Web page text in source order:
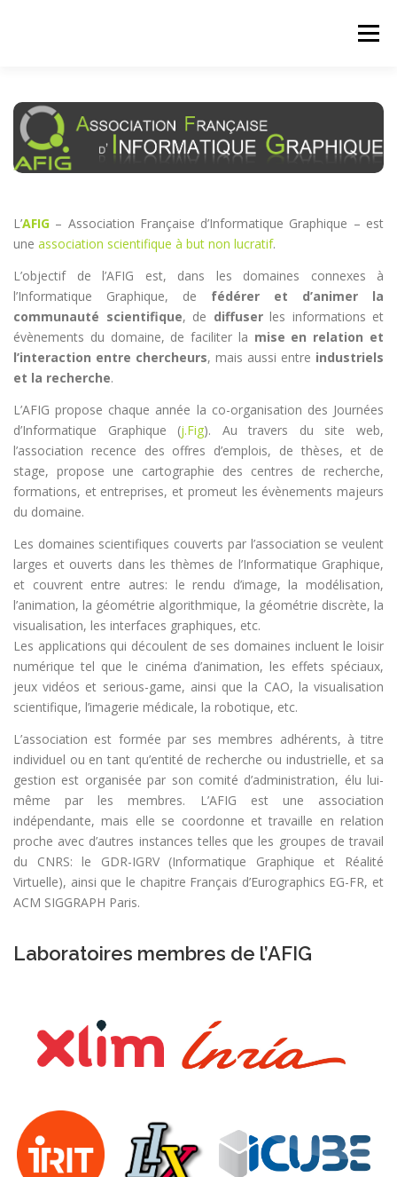
Menu
AFIG J.FIG CONCOURS EMPLOIS/STAGES
ANNUAIRES
CONTACT
POSTES ENSEIGNANTS CHERCHEURS 2026
L’AFIG – Association Française d’Informatique Graphique – est
une association scientifique à but non lucratif.
L’objectif de l’AFIG est, dans les domaines connexes à
l’Informatique Graphique, de fédérer et d’animer la
communauté scientifique, de diffuserles informations et
évènements du domaine, de faciliter la mise en relation et
l’interaction entre chercheurs, mais aussi entre industriels
et la recherche.
L’AFIG propose chaque année la co-organisation des Journées
d’Informatique Graphique (j.Fig). Au travers du site web,
l’association recence des offres d’emplois, de thèses, et de
stage, propose une cartographie des centres de recherche,
formations, et entreprises, et promeut les évènements majeurs
du domaine.
Les domaines scientifiques couverts par l’association se veulent
larges et ouverts dans les thèmes de l’Informatique Graphique,
et couvrent entre autres: le rendu d’image, la modélisation,
l’animation, la géométrie algorithmique, la géométrie discrète, la
visualisation, les interfaces graphiques, etc.
Les applications qui découlent de ses domaines incluent le loisir
numérique tel que le cinéma d’animation, les effets spéciaux,
jeux vidéos et serious-game, ainsi que la CAO, la visualisation
scientifique, l’imagerie médicale, la robotique, etc.
L’association est formée par ses membres adhérents, à titre
individuel ou en tant qu’entité de recherche ou industrielle, et sa
gestion est organisée par son comité d’administration, élu lui-
même par les membres. L’AFIG est une association
indépendante, mais elle se coordonne et travaille en relation
proche avec d’autres instances telles que les groupes de travail
du CNRS: le GDR-IGRV (Informatique Graphique et Réalité
Virtuelle), ainsi que le chapitre Français d’Eurographics EG-FR, et
ACM SIGGRAPH Paris.
Laboratoires membres de l’AFIG